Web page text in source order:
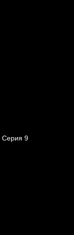
Серия 9